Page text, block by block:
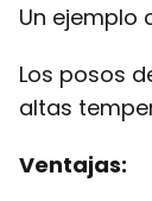
Un ejemplo
Los posos
altas
Ventajas: